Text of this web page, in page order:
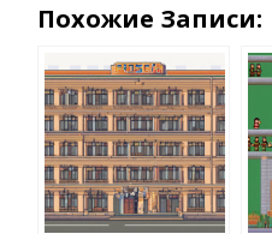
Похожие Записи: